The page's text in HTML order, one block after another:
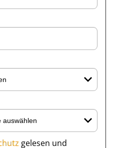
gelesen und